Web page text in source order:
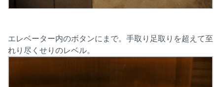
エレベーター内のボタンにまで。手取り足取りを超えて至
れり尽くせりのレベル。